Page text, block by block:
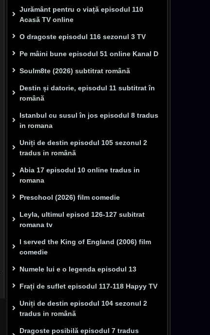
Jurământ pentru o viață episodul 110
Acasă TV online
O dragoste episodul 116 sezonul 3 TV
Pe mâini bune episodul 51 online Kanal D
Soulm8te (2026) subtitrat română
Destin și datorie, episodul 11 subtitrat în
română
Istanbul cu susul în jos episodul 8 tradus
in romana
Uniți de destin episodul 105 sezonul 2
tradus in română
Abia 17 episodul 10 online tradus in
romana
Preschool (2026) film comedie
Leyla, ultimul episod 126-127 subitrat
romana tv
I served the King of England (2006) film
comedie
Numele lui e o legenda episodul 13
Frați de suflet episodul 117-118 Hapyy TV
Uniți de destin episodul 104 sezonul 2
tradus in română
Dragoste posibilă episodul 7 tradus